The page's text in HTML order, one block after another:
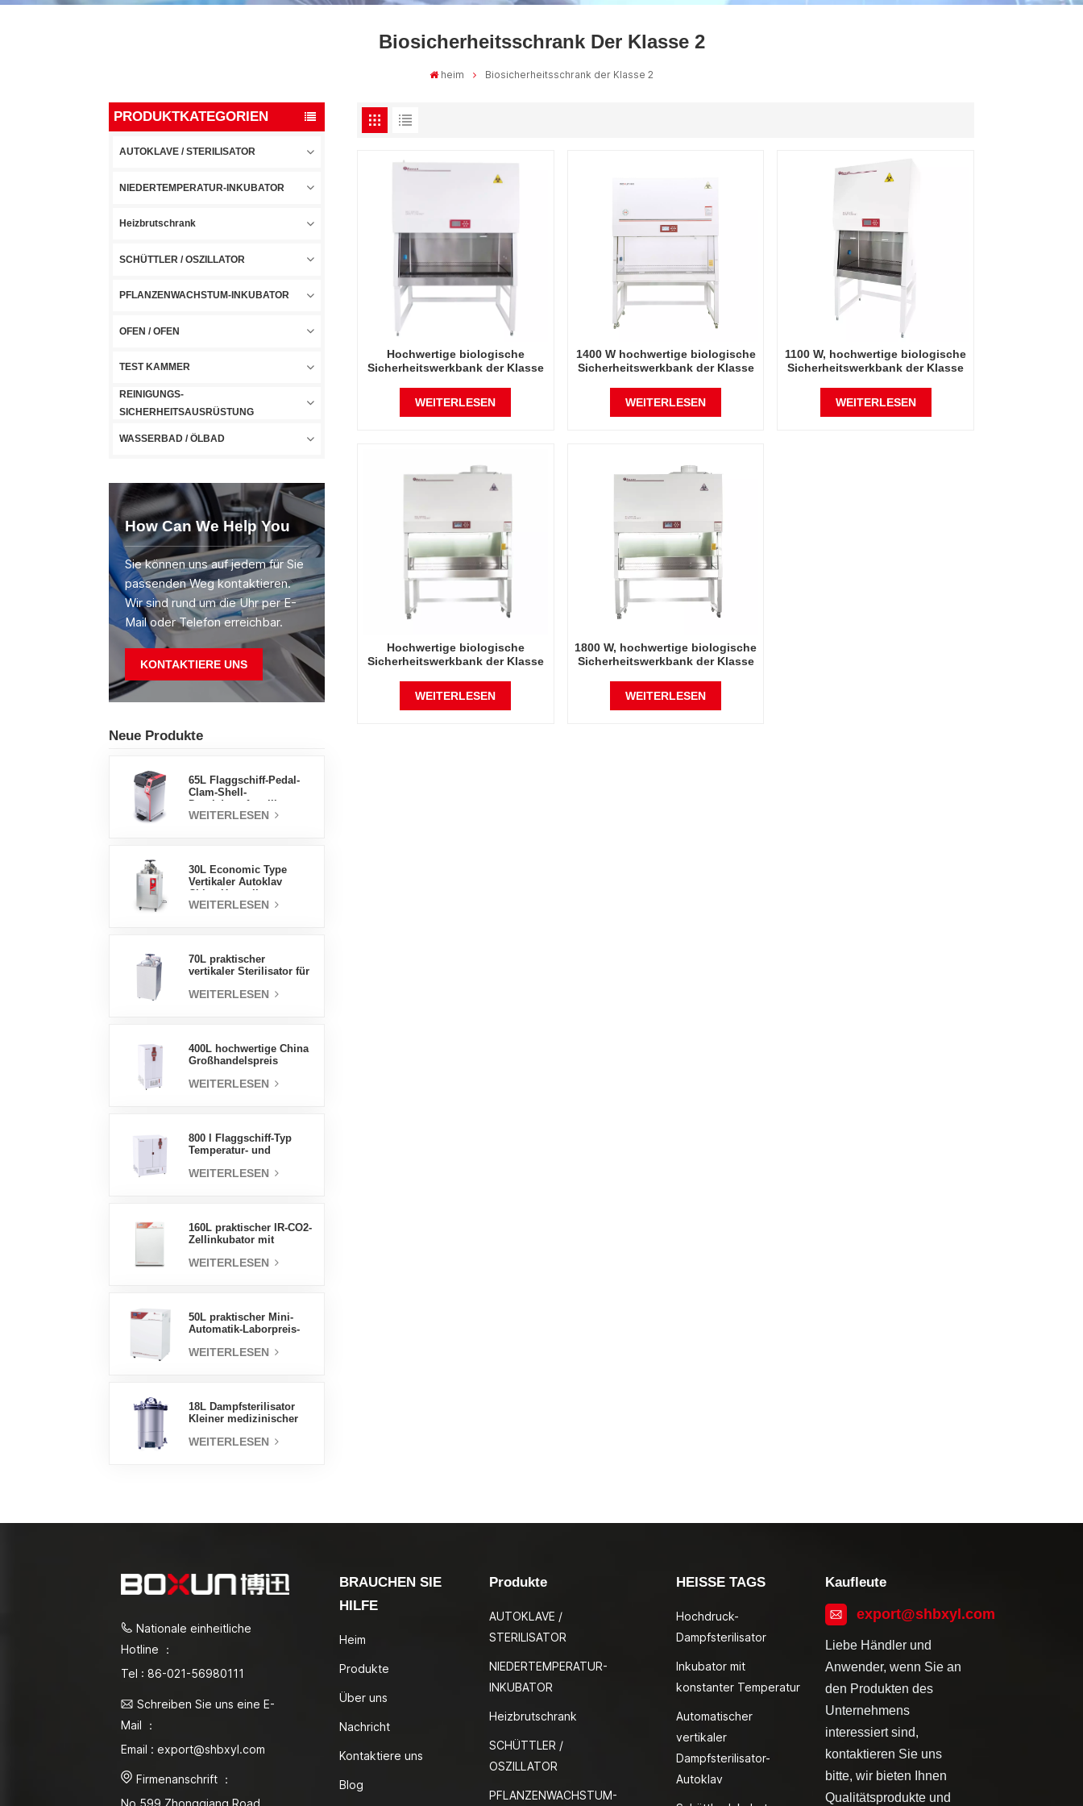
Biosicherheitsschrank Der Klasse 2
heim Biosicherheitsschrank der Klasse 2
PRODUKTKATEGORIEN
AUTOKLAVE / STERILISATOR
NIEDERTEMPERATUR-INKUBATOR
Heizbrutschrank
SCHÜTTLER / OSZILLATOR
PFLANZENWACHSTUM-INKUBATOR
OFEN / OFEN
TEST KAMMER
REINIGUNGS-
SICHERHEITSAUSRÜSTUNG
WASSERBAD / ÖLBAD
How Can We Help You
Sie können uns auf jedem für Sie
passenden Weg kontaktieren.
Wir sind rund um die Uhr per E-
Mail oder Telefon erreichbar.
KONTAKTIERE UNS
Neue Produkte
65L Flaggschiff-Pedal-
Clam-Shell-
Fabrik
WEITERLESEN
30L Economic Type
Vertikaler Autoklav
Druckdampfsterilisator
WEITERLESEN
70L praktischer
vertikaler Sterilisator für
Design,
WEITERLESEN
400L hochwertige China
Großhandelspreis
Luftfeuchtigkeit stabile
WEITERLESEN
800 l Flaggschiff-Typ
Temperatur- und
Inkubatorkammer,
WEITERLESEN
160L praktischer IR-CO2-
Zellinkubator mit
professionelle Fabrik-
WEITERLESEN
50L praktischer Mini-
Automatik-Laborpreis-
WEITERLESEN
18L Dampfsterilisator
Kleiner medizinischer
Autoklav
WEITERLESEN
Hochwertige biologische
Sicherheitswerkbank der Klasse
WEITERLESEN
1400 W hochwertige biologische
Sicherheitswerkbank der Klasse
WEITERLESEN
1100 W, hochwertige biologische
Sicherheitswerkbank der Klasse
WEITERLESEN
Hochwertige biologische
Sicherheitswerkbank der Klasse
WEITERLESEN
1800 W, hochwertige biologische
Sicherheitswerkbank der Klasse
WEITERLESEN
Nationale einheitliche
Hotline ：
Tel : 86-021-56980111
Schreiben Sie uns eine E-
Mail ：
Email : export@shbxyl.com
Firmenanschrift ：
BRAUCHEN SIE
HILFE
Heim
Produkte
Über uns
Nachricht
Kontaktiere uns
Blog
Produkte
AUTOKLAVE /
STERILISATOR
NIEDERTEMPERATUR-
INKUBATOR
Heizbrutschrank
SCHÜTTLER /
OSZILLATOR
PFLANZENWACHSTUM-
HEISSE TAGS
Hochdruck-
Dampfsterilisator
Inkubator mit
konstanter Temperatur
Automatischer
vertikaler
Dampfsterilisator-
Autoklav
Kaufleute
export@shbxyl.com
Liebe Händler und
Anwender, wenn Sie an
den Produkten des
Unternehmens
interessiert sind,
kontaktieren Sie uns
bitte, wir bieten Ihnen
Qualitätsprodukte und